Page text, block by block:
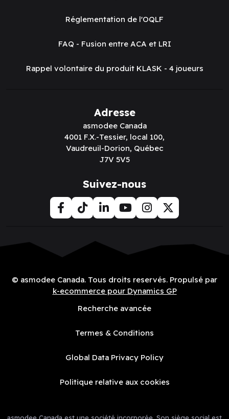
Réglementation de l'OQLF
FAQ - Fusion entre ACA et LRI
Rappel volontaire du produit KLASK - 4 joueurs
Adresse
asmodee Canada
4001 F.X.-Tessier, local 100,
Vaudreuil-Dorion, Québec
J7V 5V5
Suivez-nous
© asmodee Canada. Tous droits reservés. Propulsé par
k-ecommerce pour Dynamics GP
Recherche avancée
Termes & Conditions
Global Data Privacy Policy
Politique relative aux cookies